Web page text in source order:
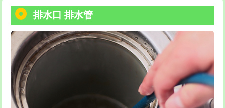
用（追加）/3ｍ超え)
給水管工事※（ライニング鋼管・銅
管・ポリ管・HT管使用/3ｍまで)
44,000円
給水管工事※（ライニング鋼管・銅
管・ポリ管・HT管使用/3ｍ超え)
+8,800円
排水管工事（土の掘削・埋め戻し作
業）
11,000円~
トーラー機使用/3mまで
追加トーラー機使用/3m超え +3,300円
カメラ調査 33,000円
桝清掃 8,800円
止水・漏水調査・防水処理・清掃・修
11,000円
排水口 排水管